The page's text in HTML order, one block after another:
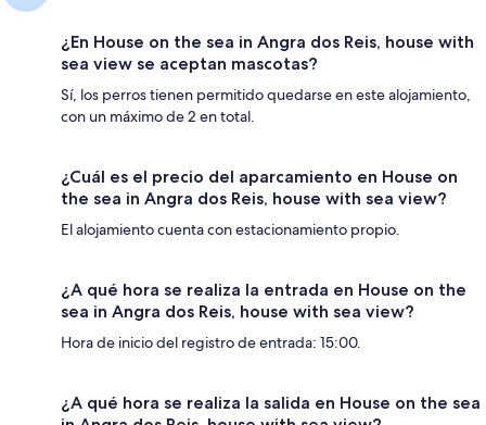
¿En House on the sea in Angra dos Reis, house with
sea view se aceptan mascotas?
Sí, los perros tienen permitido quedarse en este alojamiento,
con un máximo de 2 en total.
¿Cuál es el precio del aparcamiento en House on
the sea in Angra dos Reis, house with sea view?
El alojamiento cuenta con estacionamiento propio.
¿A qué hora se realiza la entrada en House on the
sea in Angra dos Reis, house with sea view?
Hora de inicio del registro de entrada: 15:00.
¿A qué hora se realiza la salida en House on the sea